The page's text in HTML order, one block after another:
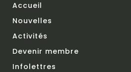
Accueil
Nouvelles
Activités
Devenir membre
Infolettres